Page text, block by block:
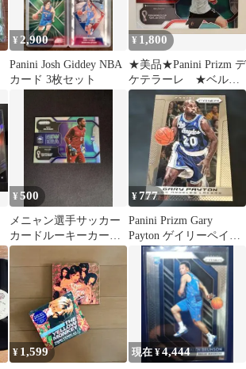
¥ 2,900
Panini Josh Giddey NBA
カード 3枚セット
¥ 1,800
★美品★Panini Prizm デ
ケテラーレ ★ベルギ
ー代表★
¥500
メニャン選手サッカー
カードルーキーカード
RC
¥777
Panini Prizm Gary
Payton ゲイリーペイト
ン レイカース
¥ 1,599 現在 ¥4,444